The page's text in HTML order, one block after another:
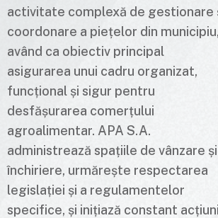
activitate complexă de gestionare
coordonare a piețelor din municipiu,
având ca obiectiv principal
asigurarea unui cadru organizat,
funcțional și sigur pentru
desfășurarea comerțului
agroalimentar. APA S.A.
administrează spațiile de vânzare și
închiriere, urmărește respectarea
legislației și a regulamentelor
specifice, și inițiază constant